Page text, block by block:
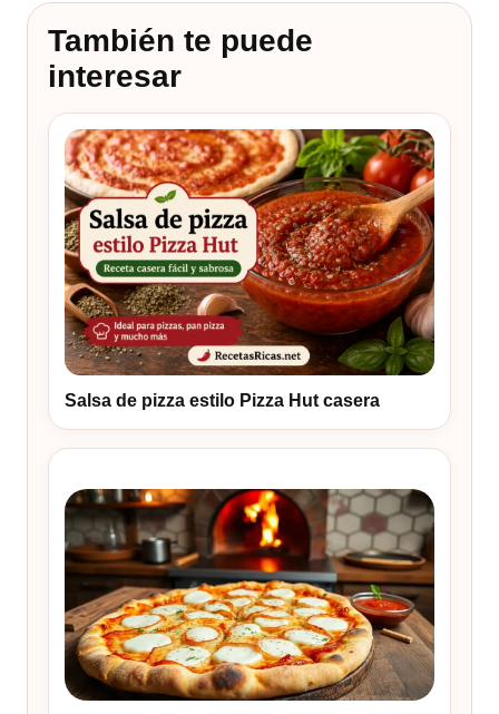
También te puede
interesar
Salsa de pizza estilo Pizza Hut casera